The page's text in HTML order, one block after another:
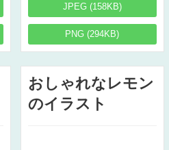
JPEG (158KB)
PNG (294KB)
おしゃれなレモン
のイラスト